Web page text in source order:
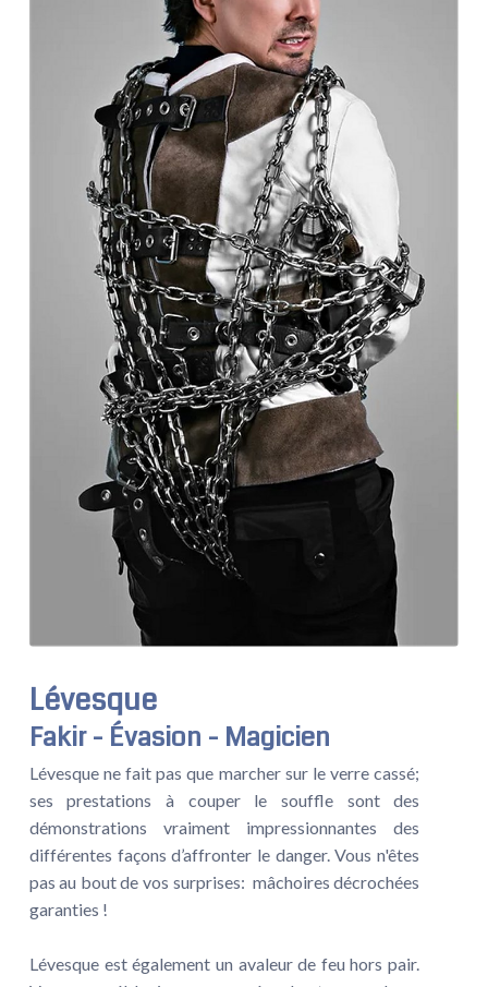
Lévesque
Fakir - Évasion - Magicien
Lévesque ne fait pas que marcher sur le verre cassé;
ses prestations à couper le souffle sont des
démonstrations vraiment impressionnantes des
différentes façons d’affronter le danger. Vous n'êtes
pas au bout de vos surprises: mâchoires décrochées
garanties !
Lévesque est également un avaleur de feu hors pair.